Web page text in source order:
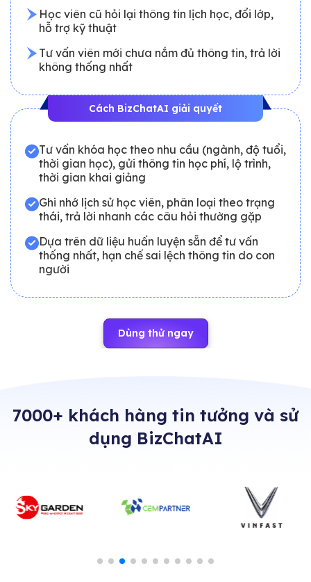
Học viên cũ hỏi lại thông tin lịch học, đổi lớp,
hỗ trợ kỹ thuật
Tư vấn viên mới chưa nắm đủ thông tin, trả lời
không thống nhất
Cách BizChatAI giải quyết
Tư vấn khóa học theo nhu cầu (ngành, độ tuổi,
thời gian học), gửi thông tin học phí, lộ trình,
thời gian khai giảng
Ghi nhớ lịch sử học viên, phân loại theo trạng
thái, trả lời nhanh các câu hỏi thường gặp
Dựa trên dữ liệu huấn luyện sẵn để tư vấn
thống nhất, hạn chế sai lệch thông tin do con
người
Dùng thử ngay
7000+ khách hàng tin tưởng và sử
dụng BizChatAI